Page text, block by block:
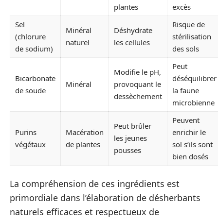
plantes
excès
Sel
(chlorure
de sodium)
Minéral
naturel
Déshydrate
les cellules
Risque de
stérilisation
des sols
Bicarbonate
de soude
Minéral
Modifie le pH,
provoquant le
dessèchement
Peut
déséquilibrer
la faune
microbienne
Purins
végétaux
Macération
de plantes
Peut brûler
les jeunes
pousses
Peuvent
enrichir le
sol s’ils sont
bien dosés
La compréhension de ces ingrédients est
primordiale dans l’élaboration de désherbants
naturels efficaces et respectueux de